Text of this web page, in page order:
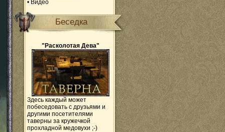
• Видео
Беседка
"Расколотая Дева"
Здесь каждый может
побеседовать с друзьями и
другими посетителями
таверны за кружечкой
прохладной медовухи ;-)